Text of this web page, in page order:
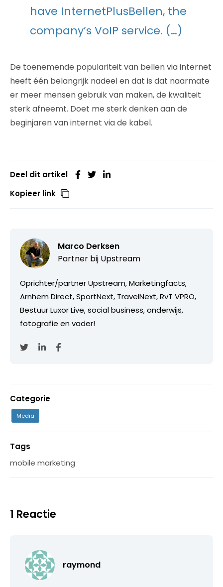
have InternetPlusBellen, the
company’s VoIP service. (…)
De toenemende populariteit van bellen via internet
heeft één belangrijk nadeel en dat is dat naarmate
er meer mensen gebruik van maken, de kwaliteit
sterk afneemt. Doet me sterk denken aan de
beginjaren van internet via de kabel.
Deel dit artikel
Kopieer link
Marco Derksen
Partner bij Upstream
Oprichter/partner Upstream, Marketingfacts,
Arnhem Direct, SportNext, TravelNext, RvT VPRO,
Bestuur Luxor Live, social business, onderwijs,
fotografie en vader!
Categorie
Media
Tags
mobile marketing
1 Reactie
raymond